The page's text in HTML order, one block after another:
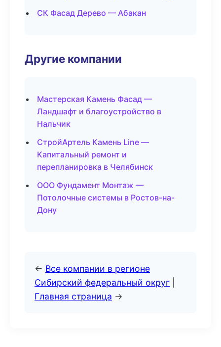
СК Фасад Дерево — Абакан
Другие компании
Мастерская Камень Фасад —
Ландшафт и благоустройство в
Нальчик
СтройАртель Камень Line —
Капитальный ремонт и
перепланировка в Челябинск
ООО Фундамент Монтаж —
Потолочные системы в Ростов-на-
Дону
← Все компании в регионе
Сибирский федеральный округ
Главная страница →